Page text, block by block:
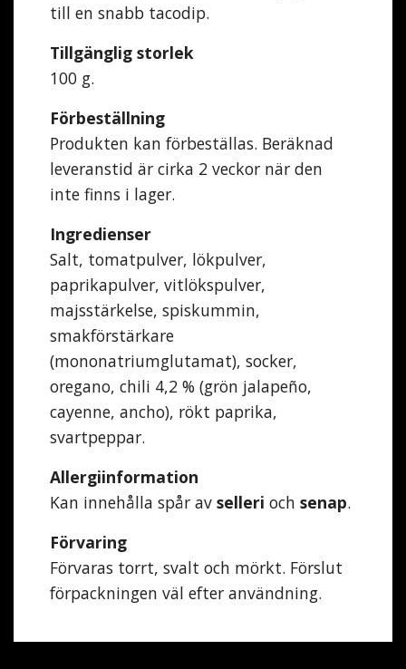
till en snabb tacodip.
Tillgänglig storlek
100 g.
Förbeställning
Produkten kan förbeställas. Beräknad
leveranstid är cirka 2 veckor när den
inte finns i lager.
Ingredienser
Salt, tomatpulver, lökpulver,
paprikapulver, vitlökspulver,
majsstärkelse, spiskummin,
smakförstärkare
(mononatriumglutamat), socker,
oregano, chili 4,2 % (grön jalapeño,
cayenne, ancho), rökt paprika,
svartpeppar.
Allergiinformation
Kan innehålla spår av selleri och senap.
Förvaring
Förvaras torrt, svalt och mörkt. Förslut
förpackningen väl efter användning.